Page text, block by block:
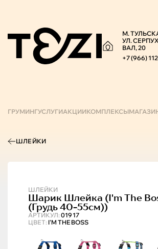
М.
УЛ.
ВАЛ, 20
+7 (966)
ГРУМИНГУСЛУГИАКЦИИКОМПЛЕКСЫ
ШЛЕЙКИ
ШЛЕЙКИ
АРТИКУЛ: 01917
Шарик Шлейка (i'm The
(грудь 40-55см))
ЦВЕТ: I'M THE BOSS